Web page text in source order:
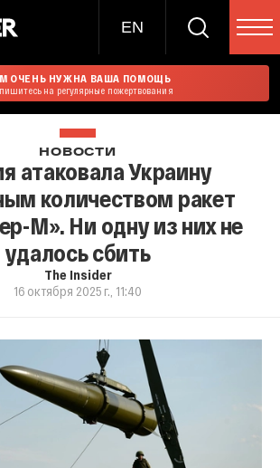
EN
ОЧЕНЬ НУЖНА ВАША ПОМОЩЬ
на регулярные пожертвования
НОВОСТИ
атаковала Украину
количеством ракет
М». Ни одну из них не
удалось сбить
The Insider
16 октября 2025 г., 11:40